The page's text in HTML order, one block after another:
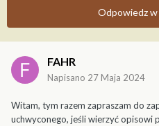
Odpowiedz
FAHR
Napisano 27 Maja 2024
Witam, tym razem zapraszam do
uchwyconego, jeśli wierzyć